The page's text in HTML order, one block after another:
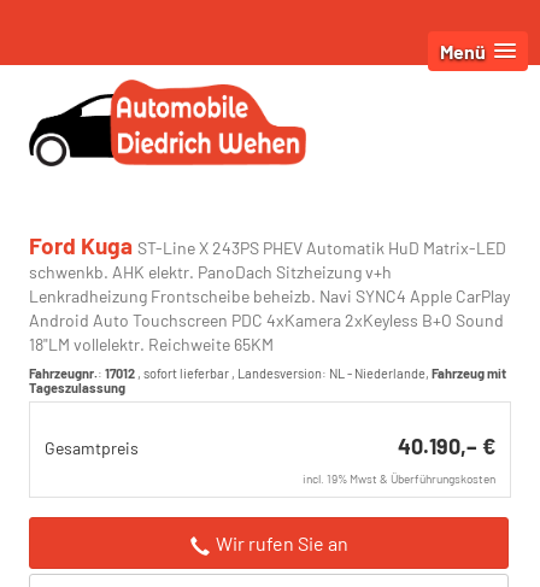
Menü
Ford Kuga ST-Line X 243PS PHEV Automatik HuD Matrix-LED
schwenkb. AHK elektr. PanoDach Sitzheizung v+h
Lenkradheizung Frontscheibe beheizb. Navi SYNC4 Apple CarPlay
Android Auto Touchscreen PDC 4xKamera 2xKeyless B+O Sound
18"LM vollelektr. Reichweite 65KM
Fahrzeugnr.: 17012 , sofort lieferbar , Landesversion: NL - Niederlande, Fahrzeug mit
Tageszulassung
Gesamtpreis 40.190,– €
incl. 19% Mwst & Überführungskosten
Wir rufen Sie an